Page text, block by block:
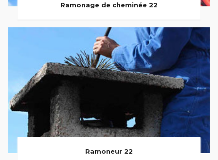
Ramonage de cheminée 22
Ramoneur 22